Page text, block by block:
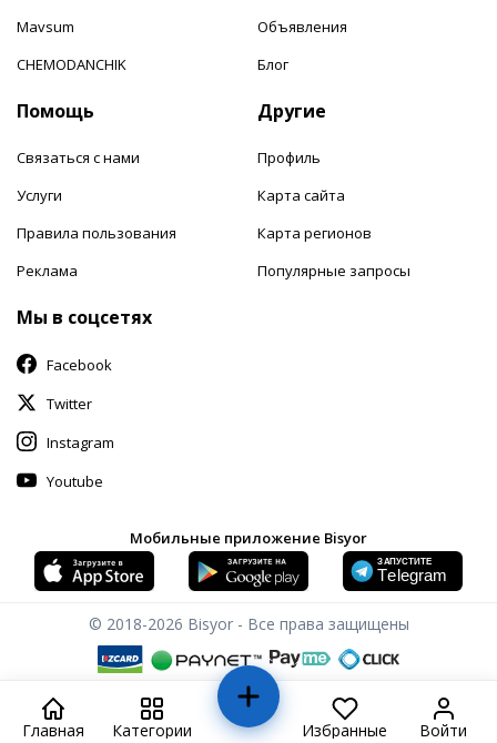
Mavsum
CHEMODANCHIK
Объявления
Блог
Помощь
Связаться с нами
Услуги
Правила пользования
Реклама
Другие
Профиль
Карта сайта
Карта регионов
Популярные запросы
Мы в соцсетях
Facebook
Twitter
Instagram
Youtube
Мобильные приложение Bisyor
© 2018-2026 Bisyor - Все права защищены
Главная Категории Избранные Войти